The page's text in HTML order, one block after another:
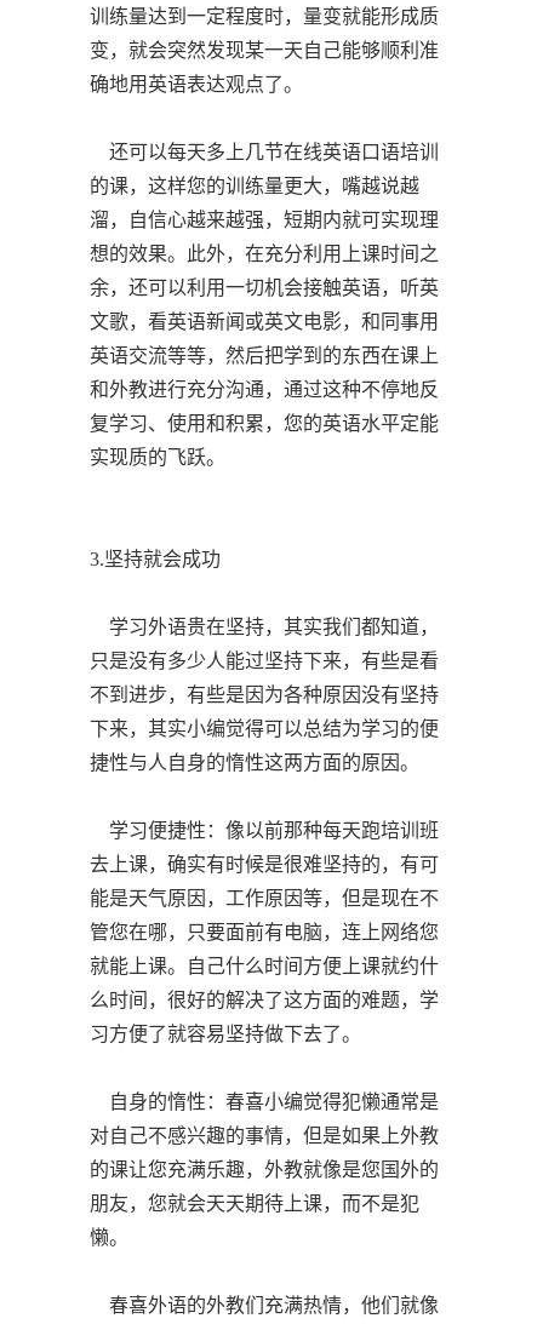
训练量达到一定程度时，量变就能形成质
变，就会突然发现某一天自己能够顺利准
确地用英语表达观点了。
还可以每天多上几节在线英语口语培训
的课，这样您的训练量更大，嘴越说越
溜，自信心越来越强，短期内就可实现理
想的效果。此外，在充分利用上课时间之
余，还可以利用一切机会接触英语，听英
文歌，看英语新闻或英文电影，和同事用
英语交流等等，然后把学到的东西在课上
和外教进行充分沟通，通过这种不停地反
复学习、使用和积累，您的英语水平定能
实现质的飞跃。
3.坚持就会成功
学习外语贵在坚持，其实我们都知道，
只是没有多少人能过坚持下来，有些是看
不到进步，有些是因为各种原因没有坚持
下来，其实小编觉得可以总结为学习的便
捷性与人自身的惰性这两方面的原因。
学习便捷性：像以前那种每天跑培训班
去上课，确实有时候是很难坚持的，有可
能是天气原因，工作原因等，但是现在不
管您在哪，只要面前有电脑，连上网络您
就能上课。自己什么时间方便上课就约什
么时间，很好的解决了这方面的难题，学
习方便了就容易坚持做下去了。
自身的惰性：春喜小编觉得犯懒通常是
对自己不感兴趣的事情，但是如果上外教
的课让您充满乐趣，外教就像是您国外的
朋友，您就会天天期待上课，而不是犯
懒。
春喜外语的外教们充满热情，他们就像